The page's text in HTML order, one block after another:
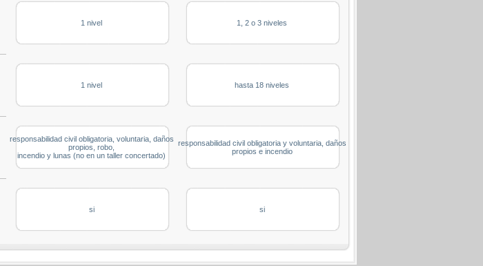
1 nivel 1, 2 o 3 niveles
1 nivel hasta 18 niveles
responsabilidad civil obligatoria, voluntaria, daños
propios, robo,
incendio y lunas (no en un taller concertado)
responsabilidad civil obligatoria y voluntaria, daños
propios e incendio
si si